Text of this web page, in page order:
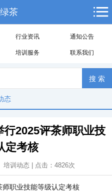
茶
行业资讯 通知公告
培训服务 联系我们
态
2025评茶师职业技
定考核
培训动态 | 点击： 4826次
职业技能等级认定考核